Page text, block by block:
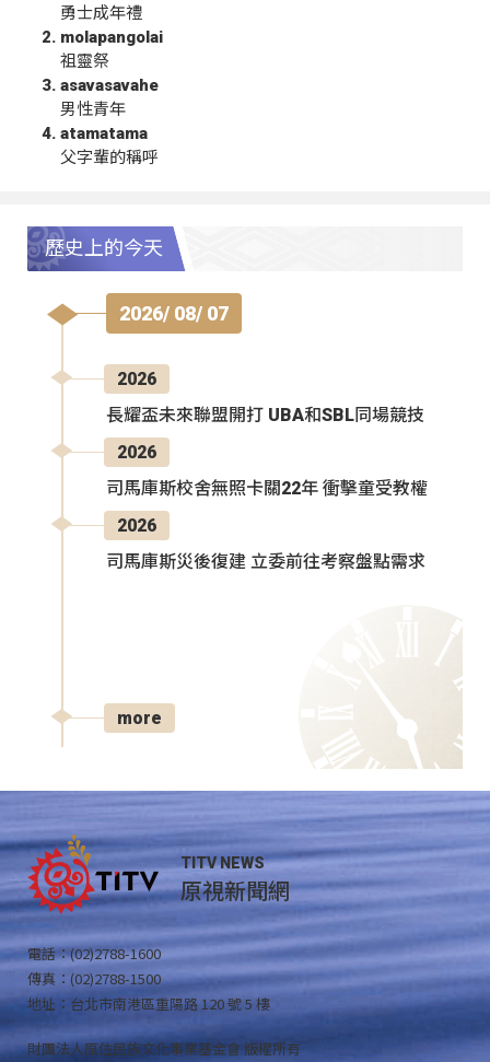
勇士成年禮
molapangolai
祖靈祭
asavasavahe
男性青年
atamatama
父字輩的稱呼
歷史上的今天
2026/ 08/ 07
2026
長耀盃未來聯盟開打 UBA和SBL同場競技
2026
司馬庫斯校舍無照卡關22年 衝擊童受教權
2026
司馬庫斯災後復建 立委前往考察盤點需求
more
TITV NEWS
原視新聞網
電話：(02)2788-1600
傳真：(02)2788-1500
地址：台北市南港區重陽路 120 號 5 樓
財團法人原住民族文化事業基金會 版權所有